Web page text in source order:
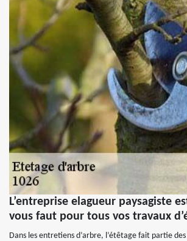
L’entreprise elagueur paysagiste
vous faut pour tous vos travaux
Dans les entretiens d’arbre, l’étêtage fait partie